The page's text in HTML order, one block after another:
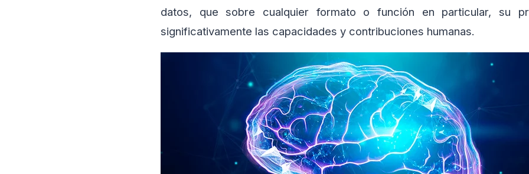
datos, que sobre cualquier formato o función en particular, su
significativamente las capacidades y contribuciones humanas.